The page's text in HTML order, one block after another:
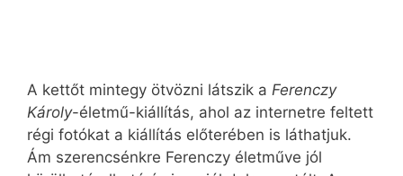
A kettőt mintegy ötvözni látszik a Ferenczy
Károly-életmű-kiállítás, ahol az internetre feltett
régi fotókat a kiállítás előterében is láthatjuk.
Ám szerencsénkre Ferenczy életműve jól